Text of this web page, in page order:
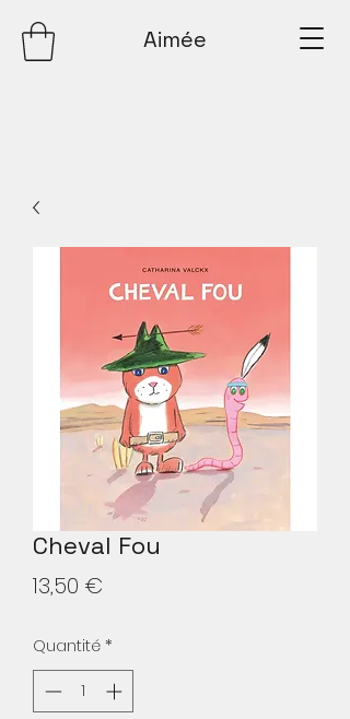
Aimée
Cheval Fou
13,50 €
Quantité *